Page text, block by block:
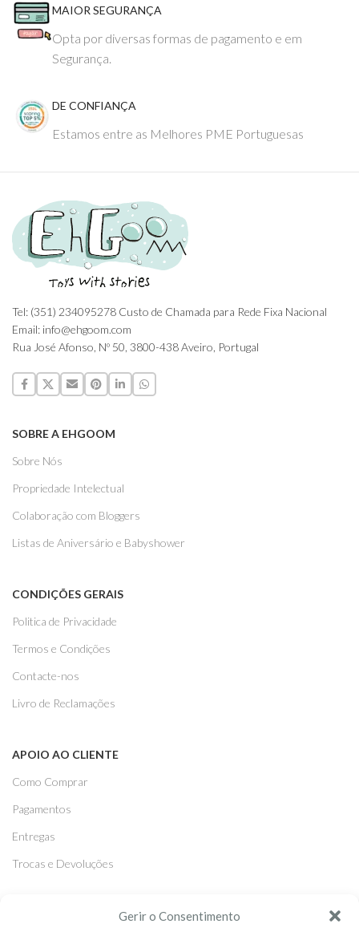
Gerir o Consentimento
MAIOR SEGURANÇA
Opta por diversas formas de pagamento e em
Segurança.
DE CONFIANÇA
Estamos entre as Melhores PME Portuguesas
Tel: (351) 234095278 Custo de Chamada para Rede Fixa Nacional
Email: info@ehgoom.com
Rua José Afonso, Nº 50, 3800-438 Aveiro, Portugal
SOBRE A EHGOOM
Sobre Nós
Propriedade Intelectual
Colaboração com Bloggers
Listas de Aniversário e Babyshower
CONDIÇÕES GERAIS
Politica de Privacidade
Termos e Condições
Contacte-nos
Livro de Reclamações
APOIO AO CLIENTE
Como Comprar
Pagamentos
Entregas
Trocas e Devoluções